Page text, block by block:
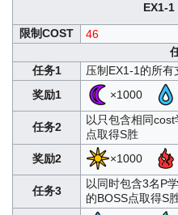
EX1-1
限制COST
46
任务1
压制EX1-1的所有
奖励1
×1000
任务2
以只包含相同
点取得S胜
奖励2
×1000
任务3
以同时包含3名P
的BOSS点取得S